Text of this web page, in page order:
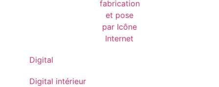
Digital
Digital intérieur